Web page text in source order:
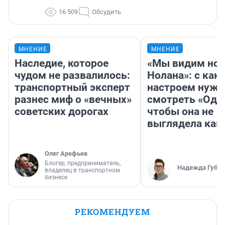
16 509 Обсудить
МНЕНИЕ
Наследие, которое
чудом не развалилось:
транспортный эксперт
разнес миф о «вечных»
советских дорогах
Олег Арефьев
Блогер, предприниматель,
владелец в транспортном
бизнесе
МНЕНИЕ
«Мы видим
Нолана»: с
настроем
смотреть
чтобы она не
выглядела как
Надежда
РЕКОМЕНДУЕМ